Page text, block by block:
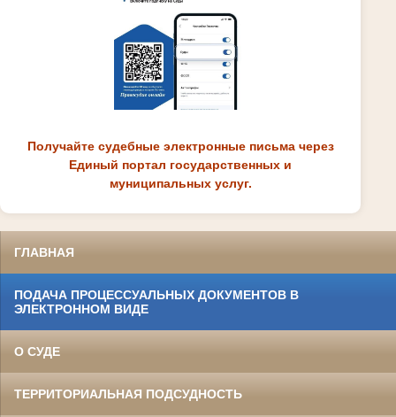
Получайте судебные электронные письма через
Единый портал государственных и
муниципальных услуг.
ГЛАВНАЯ
ПОДАЧА ПРОЦЕССУАЛЬНЫХ ДОКУМЕНТОВ В
ЭЛЕКТРОННОМ ВИДЕ
О СУДЕ
ТЕРРИТОРИАЛЬНАЯ ПОДСУДНОСТЬ